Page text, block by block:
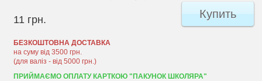
11 грн. Купить
БЕЗКОШТОВНА ДОСТАВКА
на суму від 3500 грн.
(для валіз - від 5000 грн.)
ПРИЙМАЄМО ОПЛАТУ КАРТКОЮ "ПАКУНОК ШКОЛЯРА"